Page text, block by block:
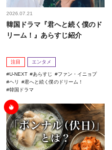
2026.07.21
韓国ドラマ『君へと続く僕のド
リーム！』あらすじ紹介
注目 エンタメ
U-NEXT あらすじ
ファン・イニョプ
ヘリ
君へと続く僕のドリーム！
韓国ドラマ